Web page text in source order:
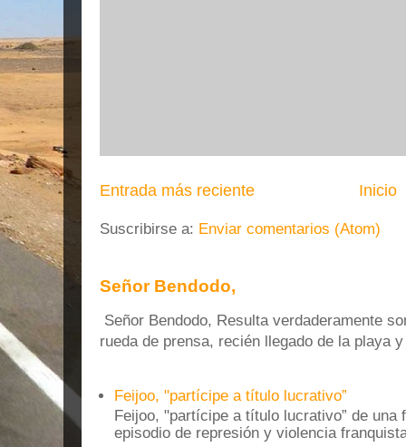
Entrada más reciente Inicio
Suscribirse a: Enviar comentarios (Atom)
Señor Bendodo,
Señor Bendodo, Resulta verdaderamente
rueda de prensa, recién llegado de la playa
Feijoo, "partícipe a título lucrativo”
Feijoo, "partícipe a título lucrativo” de una
episodio de represión y violencia